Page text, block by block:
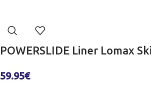
POWERSLIDE Liner Lomax
59.95€